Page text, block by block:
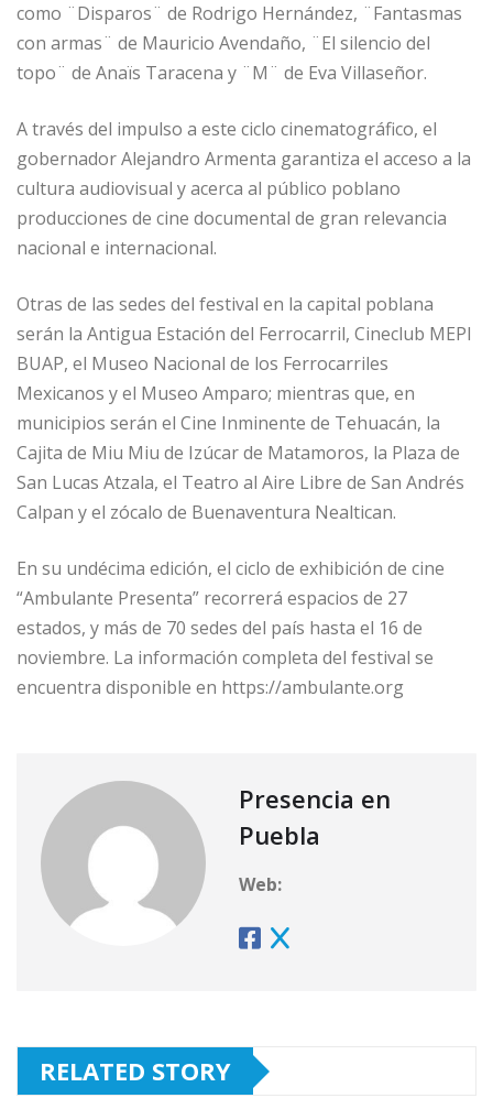
como ¨Disparos¨ de Rodrigo Hernández, ¨Fantasmas
con armas¨ de Mauricio Avendaño, ¨El silencio del
topo¨ de Anaïs Taracena y ¨M¨ de Eva Villaseñor.
A través del impulso a este ciclo cinematográfico, el
gobernador Alejandro Armenta garantiza el acceso a la
cultura audiovisual y acerca al público poblano
producciones de cine documental de gran relevancia
nacional e internacional.
Otras de las sedes del festival en la capital poblana
serán la Antigua Estación del Ferrocarril, Cineclub MEPI
BUAP, el Museo Nacional de los Ferrocarriles
Mexicanos y el Museo Amparo; mientras que, en
municipios serán el Cine Inminente de Tehuacán, la
Cajita de Miu Miu de Izúcar de Matamoros, la Plaza de
San Lucas Atzala, el Teatro al Aire Libre de San Andrés
Calpan y el zócalo de Buenaventura Nealtican.
En su undécima edición, el ciclo de exhibición de cine
“Ambulante Presenta” recorrerá espacios de 27
estados, y más de 70 sedes del país hasta el 16 de
noviembre. La información completa del festival se
encuentra disponible en https://ambulante.org
Presencia en
Puebla
Web:
RELATED STORY